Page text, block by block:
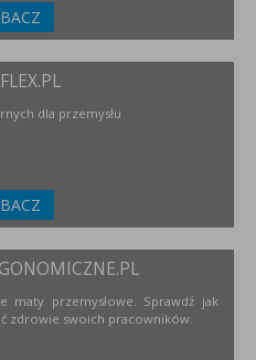
dla przemysłu
maty przemysłowe. Sprawdź jak
zdrowie swoich pracowników.